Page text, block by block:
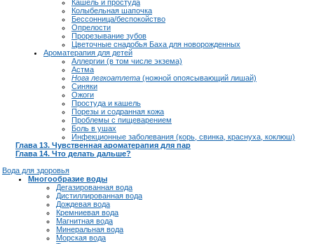
Кашель и простуда
Колыбельная шапочка
Бессонница/беспокойство
Опрелости
Прорезывание зубов
Цветочные снадобья Баха для новорожденных
Ароматерапия для детей
Аллергии (в том числе экзема)
Астма
Нога легкоатлета (ножной опоясывающий лишай)
Синяки
Ожоги
Простуда и кашель
Порезы и содранная кожа
Проблемы с пищеварением
Боль в ушах
Инфекционные заболевания (корь, свинка, краснуха, коклюш)
Глава 13. Чувственная ароматерапия для пар
Глава 14. Что делать дальше?
Вода для здоровья
Многообразие воды
Дегазированная вода
Дистиллированная вода
Дождевая вода
Кремниевая вода
Магнитная вода
Минеральная вода
Морская вода